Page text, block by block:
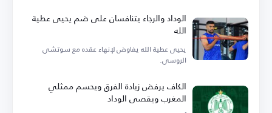
الوداد والرجاء يتنافسان على ضم يحيى عطية
الله
يحيى عطية الله يفاوض لإنهاء عقده مع سوتشي
الروسي.
الكاف يرفض زيادة الفرق ويحسم ممثلي
المغرب ويقصي الوداد